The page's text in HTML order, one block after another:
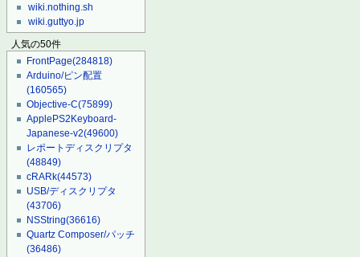
wiki.nothing.sh
wiki.guttyo.jp
人気の50件
FrontPage(284818)
Arduino/ピン配置
(160565)
Objective-C(75899)
ApplePS2Keyboard-
Japanese-v2(49600)
レポートディスクリプタ
(48849)
cRARk(44573)
USB/ディスクリプタ
(43706)
NSString(36616)
Quartz Composer/パッチ
(36486)